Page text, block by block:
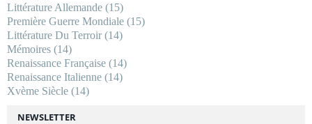
NEWSLETTER
Littérature Allemande (15)
Première Guerre Mondiale (15)
Littérature Du Terroir(14)
Mémoires (14)
Renaissance Française (14)
Renaissance Italienne (14)
Xvème Siècle (14)